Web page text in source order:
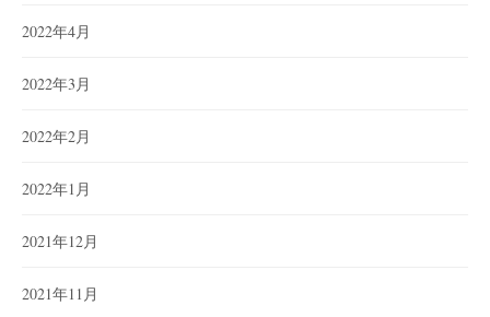
2022年4月
2022年3月
2022年2月
2022年1月
2021年12月
2021年11月